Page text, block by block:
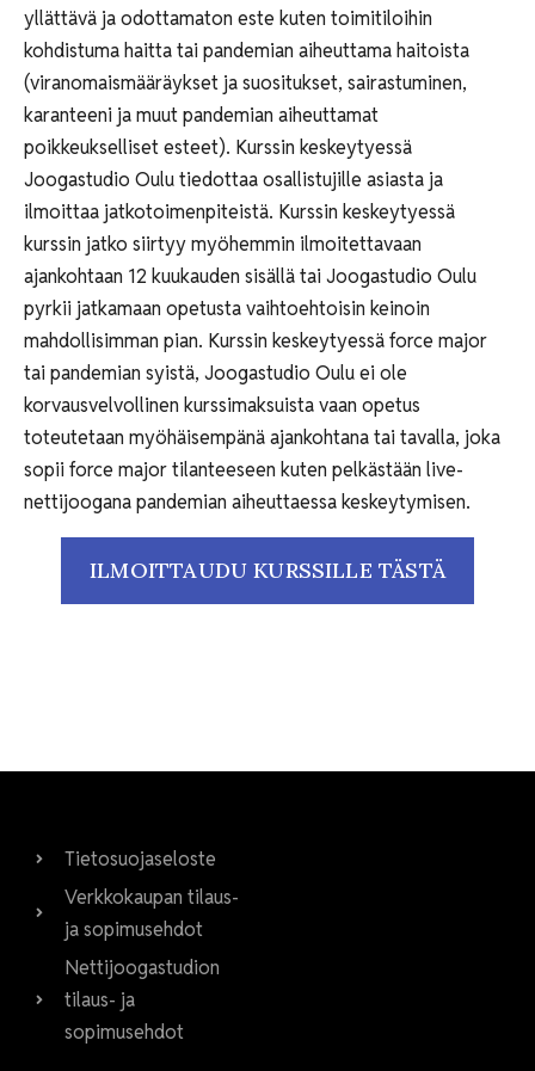
yllättävä ja odottamaton este kuten toimitiloihin
kohdistuma haitta tai pandemian aiheuttama haitoista
(viranomaismääräykset ja suositukset, sairastuminen,
karanteeni ja muut pandemian aiheuttamat
poikkeukselliset esteet). Kurssin keskeytyessä
Joogastudio Oulu tiedottaa osallistujille asiasta ja
ilmoittaa jatkotoimenpiteistä. Kurssin keskeytyessä
kurssin jatko siirtyy myöhemmin ilmoitettavaan
ajankohtaan 12 kuukauden sisällä tai Joogastudio Oulu
pyrkii jatkamaan opetusta vaihtoehtoisin keinoin
mahdollisimman pian. Kurssin keskeytyessä force major
tai pandemian syistä, Joogastudio Oulu ei ole
korvausvelvollinen kurssimaksuista vaan opetus
toteutetaan myöhäisempänä ajankohtana tai tavalla, joka
sopii force major tilanteeseen kuten pelkästään live-
nettijoogana pandemian aiheuttaessa keskeytymisen.
ILMOITTAUDU KURSSILLE TÄSTÄ
Tietosuojaseloste
Verkkokaupan tilaus-
ja sopimusehdot
Nettijoogastudion
tilaus- ja
sopimusehdot